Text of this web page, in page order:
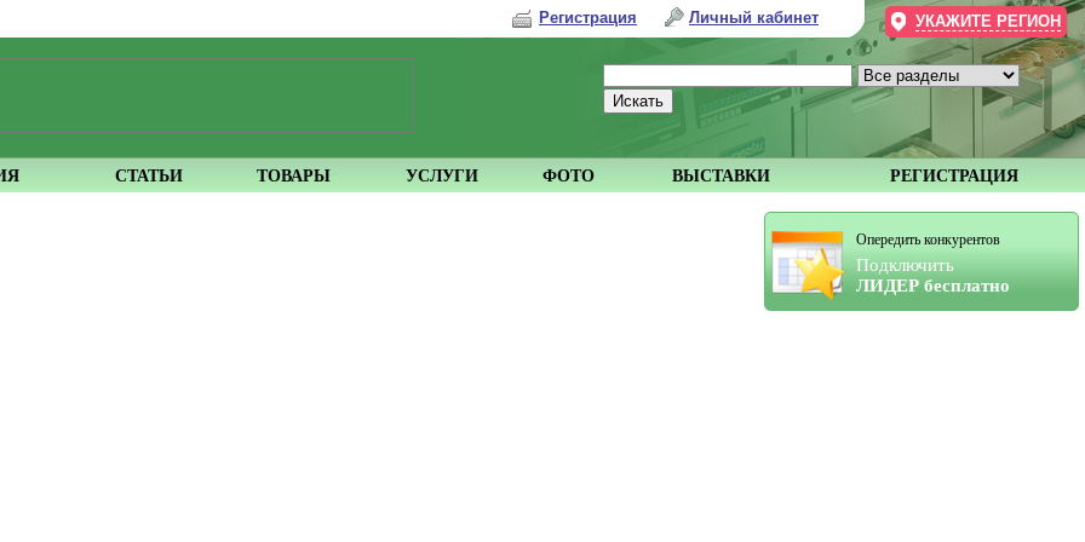
Опередить конкурентов
Подключить
ЛИДЕР бесплатно
СТАТЬИ ТОВАРЫ УСЛУГИ ФОТО ВЫСТАВКИ РЕГИСТРАЦИЯ
Личный кабинет
Регистрация УКАЖИТЕ РЕГИОН